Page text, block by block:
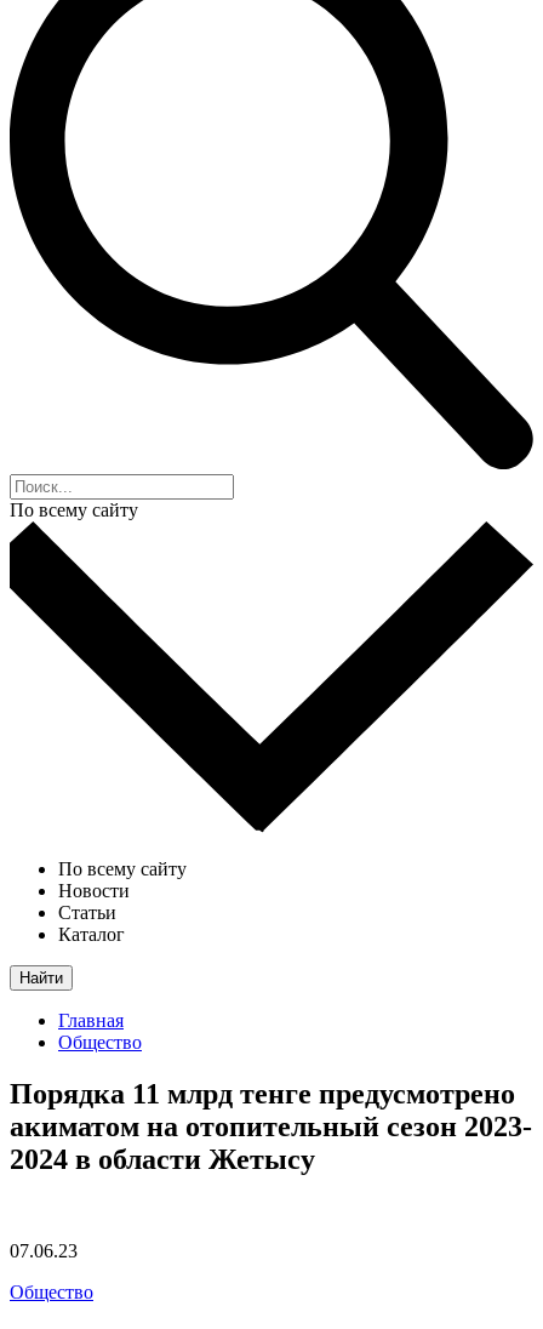
По всему сайту
По всему сайту
Новости
Статьи
Каталог
Найти
Главная
Общество
Порядка 11 млрд тенге предусмотрено
акиматом на отопительный сезон 2023-
2024 в области Жетысу
07.06.23
Общество